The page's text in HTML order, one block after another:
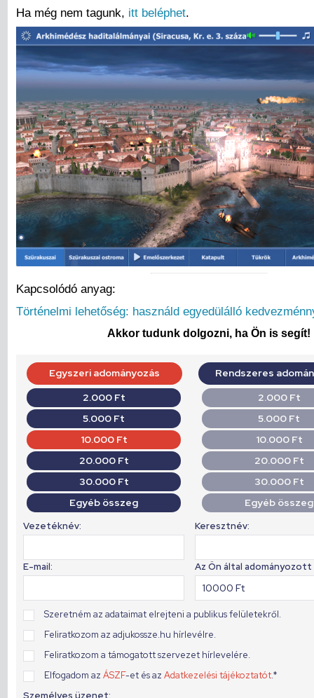
Ha még nem tagunk, itt beléphet.
Kapcsolódó anyag:
Történelmi lehetőség: használd egyedülálló
Akkor tudunk dolgozni, ha Ön is segít!